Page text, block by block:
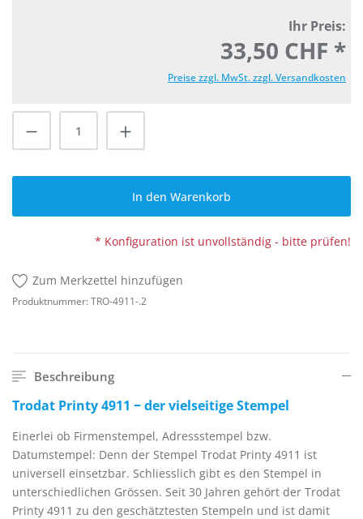
Ihr Preis:
33,50 CHF *
Preise zzgl. MwSt. zzgl. Versandkosten
Produkt Anzahl: Gib den gewünschten
In den Warenkorb
* Konfiguration ist unvollständig - bitte prüfen!
Zum Merkzettel hinzufügen
Produktnummer: TRO-4911-.2
Beschreibung
Trodat Printy 4911 ‒ der vielseitige Stempel
Einerlei ob Firmenstempel, Adressstempel bzw.
Datumstempel: Denn der Stempel Trodat Printy 4911 ist
universell einsetzbar. Schliesslich gibt es den Stempel in
unterschiedlichen Grössen. Seit 30 Jahren gehört der Trodat
Printy 4911 zu den geschätztesten Stempeln und ist damit